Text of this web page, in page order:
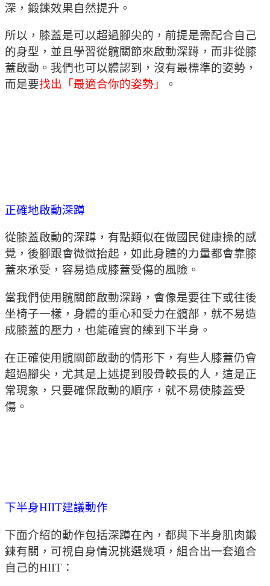
深，鍛鍊效果自然提升。
所以，膝蓋是可以超過腳尖的，前提是需配合自己
的身型，並且學習從髖關節來啟動深蹲，而非從膝
蓋啟動。我們也可以體認到，沒有最標準的姿勢，
而是要找出「最適合你的姿勢」 。
正確地啟動深蹲
從膝蓋啟動的深蹲，有點類似在做國民健康操的感
覺，後腳跟會微微抬起，如此身體的力量都會靠膝
蓋來承受，容易造成膝蓋受傷的風險。
當我們使用髖關節啟動深蹲，會像是要往下或往後
坐椅子一樣，身體的重心和受力在髖部，就不易造
成膝蓋的壓力，也能確實的練到下半身。
在正確使用髖關節啟動的情形下，有些人膝蓋仍會
超過腳尖，尤其是上述提到股骨較長的人，這是正
常現象，只要確保啟動的順序，就不易使膝蓋受
傷。
下半身HIIT建議動作
下面介紹的動作包括深蹲在內，都與下半身肌肉鍛
鍊有關，可視自身情況挑選幾項，組合出一套適合
自己的HIIT：